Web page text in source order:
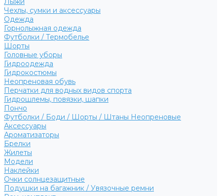
Чехлы, сумки и аксессуары
Одежда
Горнолыжная одежда
Футболки / Термобелье
Шорты
Головные уборы
Гидроодежда
Гидрокостюмы
Неопреновая обувь
Перчатки для водных видов спорта
Гидрошлемы, повязки, шапки
Пончо
Футболки / Боди / Шорты / Штаны Неопреновые
Аксессуары
Ароматизаторы
Брелки
Жилеты
Модели
Наклейки
Очки солнцезащитные
Подушки на багажник / Увязочные ремни